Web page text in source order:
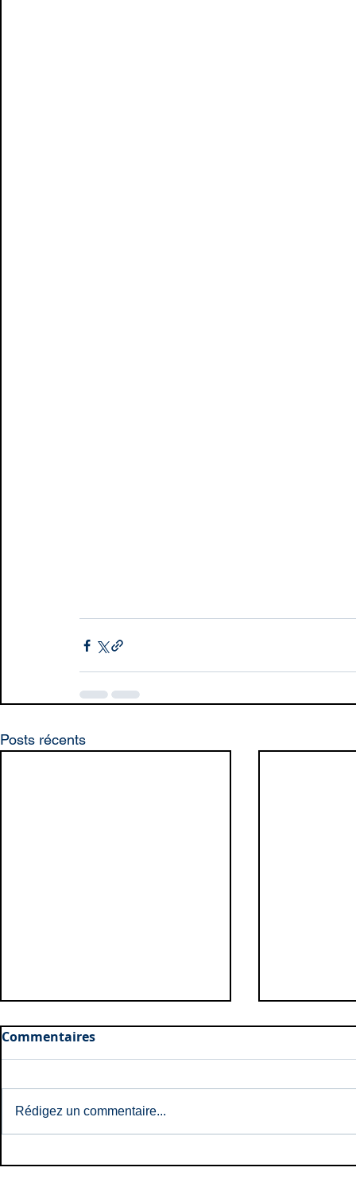
Posts récents
Futures
Commentaires
Rédigez un commentaire...